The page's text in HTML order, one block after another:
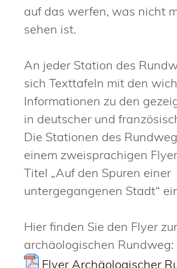
auf das werfen, was nicht
sehen ist.
An jeder Station des
sich Texttafeln mit den
Informationen zu den
in deutscher und
Die Stationen des
einem zweisprachigen
Titel „Auf den Spuren einer
untergegangenen Stadt“
Hier finden Sie den Flyer
archäologischen Rundweg:
Flyer Archäologischer